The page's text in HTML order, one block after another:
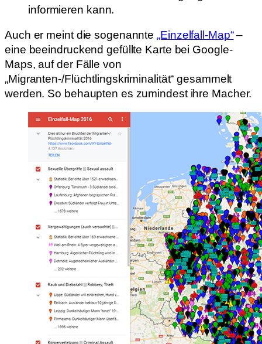
informieren kann.
Auch er meint die sogenannte„Einzelfall-Map“–
eine beeindruckend gefüllte Karte bei Google-
Maps, auf der Fälle von
„Migranten-/Flüchtlingskriminalität“ gesammelt
werden. So behaupten es zumindest ihre Macher.